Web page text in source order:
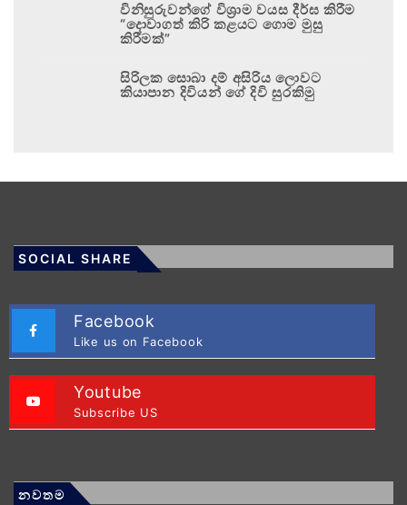
විනිසුරුවන්ගේ විශ්‍රාම වයස දීර්ඝ කිරීම
“දොවාගත් කිරි කළයට ගොම මුසු
කිරීමක්”
සිරිලක සොබා දම් අසිරිය ලොවට
කියාපාන දිවියන් ගේ දිවි සුරකිමු
SOCIAL SHARE
Facebook
Like us on Facebook
Youtube
Subscribe US
නවතම